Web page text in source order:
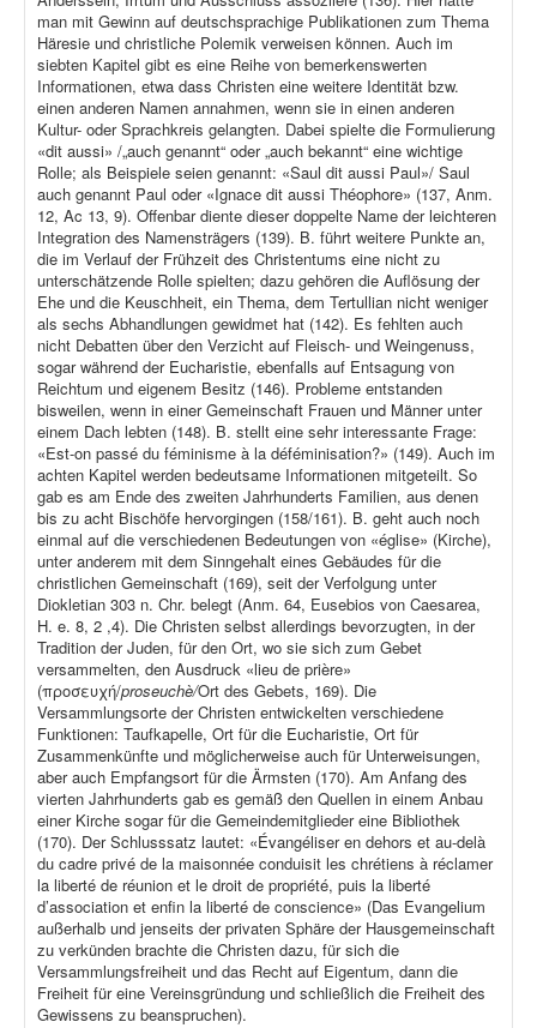
man mit Gewinn auf deutschsprachige Publikationen zum Thema
Häresie und christliche Polemik verweisen können. Auch im
siebten Kapitel gibt es eine Reihe von bemerkenswerten
Informationen, etwa dass Christen eine weitere Identität bzw.
einen anderen Namen annahmen, wenn sie in einen anderen
Kultur- oder Sprachkreis gelangten. Dabei spielte die Formulierung
«dit aussi» /„auch genannt“ oder „auch bekannt“ eine wichtige
Rolle; als Beispiele seien genannt: «Saul dit aussi Paul»/ Saul
auch genannt Paul oder «Ignace dit aussi Théophore» (137, Anm.
12, Ac 13, 9). Offenbar diente dieser doppelte Name der leichteren
Integration des Namensträgers (139). B. führt weitere Punkte an,
die im Verlauf der Frühzeit des Christentums eine nicht zu
unterschätzende Rolle spielten; dazu gehören die Auflösung der
Ehe und die Keuschheit, ein Thema, dem Tertullian nicht weniger
als sechs Abhandlungen gewidmet hat (142). Es fehlten auch
nicht Debatten über den Verzicht auf Fleisch- und Weingenuss,
sogar während der Eucharistie, ebenfalls auf Entsagung von
Reichtum und eigenem Besitz (146). Probleme entstanden
bisweilen, wenn in einer Gemeinschaft Frauen und Männer unter
einem Dach lebten (148). B. stellt eine sehr interessante Frage:
«Est-on passé du féminisme à la déféminisation?» (149). Auch im
achten Kapitel werden bedeutsame Informationen mitgeteilt. So
gab es am Ende des zweiten Jahrhunderts Familien, aus denen
bis zu acht Bischöfe hervorgingen (158/161). B. geht auch noch
einmal auf die verschiedenen Bedeutungen von «église» (Kirche),
unter anderem mit dem Sinngehalt eines Gebäudes für die
christlichen Gemeinschaft (169), seit der Verfolgung unter
Diokletian 303 n. Chr. belegt (Anm. 64, Eusebios von Caesarea,
H. e. 8, 2 ,4). Die Christen selbst allerdings bevorzugten, in der
Tradition der Juden, für den Ort, wo sie sich zum Gebet
versammelten, den Ausdruck «lieu de prière»
(προσευχή/proseuchè/Ort des Gebets, 169). Die
Versammlungsorte der Christen entwickelten verschiedene
Funktionen: Taufkapelle, Ort für die Eucharistie, Ort für
Zusammenkünfte und möglicherweise auch für Unterweisungen,
aber auch Empfangsort für die Ärmsten (170). Am Anfang des
vierten Jahrhunderts gab es gemäß den Quellen in einem Anbau
einer Kirche sogar für die Gemeindemitglieder eine Bibliothek
(170). Der Schlusssatz lautet: «Évangéliser en dehors et au-delà
du cadre privé de la maisonnée conduisit les chrétiens à réclamer
la liberté de réunion et le droit de propriété, puis la liberté
d’association et enfin la liberté de conscience» (Das Evangelium
außerhalb und jenseits der privaten Sphäre der Hausgemeinschaft
zu verkünden brachte die Christen dazu, für sich die
Versammlungsfreiheit und das Recht auf Eigentum, dann die
Freiheit für eine Vereinsgründung und schließlich die Freiheit des
Gewissens zu beanspruchen).